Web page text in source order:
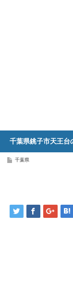
千葉県銚子市天王台
千葉県